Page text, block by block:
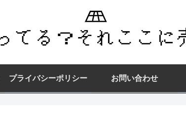
プライバシーポリシー お問い合わせ